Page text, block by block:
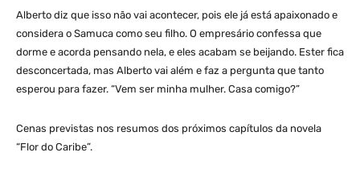
Alberto diz que isso não vai acontecer, pois ele já está apaixonado e
considera o Samuca como seu filho. O empresário confessa que
dorme e acorda pensando nela, e eles acabam se beijando. Ester fica
desconcertada, mas Alberto vai além e faz a pergunta que tanto
esperou para fazer. “Vem ser minha mulher. Casa comigo?”
Cenas previstas nos resumos dos próximos capítulos da novela
“Flor do Caribe”.